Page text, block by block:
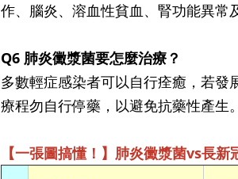
作、腦炎、溶血性貧血、腎功能異常
Q6 肺炎黴漿菌要怎麼治療？
多數輕症感染者可以自行痊癒，若
療程勿自行停藥，以避免抗藥性產生。
【一張圖搞懂！】肺炎黴漿菌vs長新